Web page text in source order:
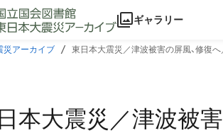
ギャラリー
災アーカイブ
東日本大震災／津波被害の屏風、修復
本大震災／津波被